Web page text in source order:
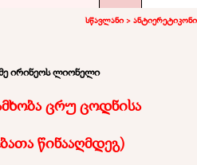
სწავლანი > ანტიერეტიკონი
ირინეოს ლიონელი
ცრუ ცოდნისა
წინააღმდეგ)